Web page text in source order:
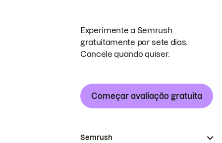
Experimente a Semrush
gratuitamente por sete dias.
Cancele quando quiser.
Começar avaliação gratuita
Semrush